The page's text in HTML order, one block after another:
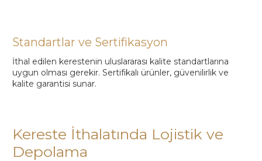
Standartlar ve Sertifikasyon
İthal edilen kerestenin uluslararası kalite standartlarına
uygun olması gerekir. Sertifikalı ürünler, güvenilirlik ve
kalite garantisi sunar.
Kereste İthalatında Lojistik ve
Depolama